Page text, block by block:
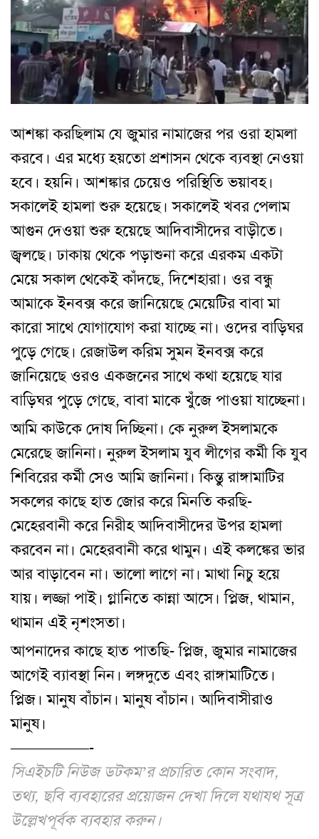
আশঙ্কা করছিলাম যে জুমার নামাজের পর ওরা হামলা
করবে। এর মধ্যে হয়তো প্রশাসন থেকে ব্যবস্থা নেওয়া
হবে। হয়নি। আশঙ্কার চেয়েও পরিস্থিতি ভয়াবহ।
সকালেই হামলা শুরু হয়েছে। সকালেই খবর পেলাম
আগুন দেওয়া শুরু হয়েছে আদিবাসীদের বাড়ীতে।
জ্বলছে। ঢাকায় থেকে পড়াশুনা করে এরকম একটা
মেয়ে সকাল থেকেই কাঁদছে, দিশেহারা। ওর বন্ধু
আমাকে ইনবক্স করে জানিয়েছে মেয়েটির বাবা মা
কারো সাথে যোগাযোগ করা যাচ্ছে না। ওদের বাড়িঘর
পুড়ে গেছে। রেজাউল করিম সুমন ইনবক্স করে
জানিয়েছে ওরও একজনের সাথে কথা হয়েছে যার
বাড়িঘর পুড়ে গেছে, বাবা মাকে খুঁজে পাওয়া যাচ্ছেনা।
আমি কাউকে দোষ দিচ্ছিনা। কে নুরুল ইসলামকে
মেরেছে জানিনা। নুরুল ইসলাম যুব লীগের কর্মী কি যুব
শিবিরের কর্মী সেও আমি জানিনা। কিন্তু রাঙ্গামাটির
সকলের কাছে হাত জোর করে মিনতি করছি-
মেহেরবানী করে নিরীহ আদিবাসীদের উপর হামলা
করবেন না। মেহেরবানী করে থামুন। এই কলঙ্কের ভার
আর বাড়াবেন না। ভালো লাগে না। মাথা নিচু হয়ে
যায়। লজ্জা পাই। গ্লানিতে কান্না আসে। প্লিজ, থামান,
থামান এই নৃশংসতা।
আপনাদের কাছে হাত পাতছি- প্লিজ, জুমার নামাজের
আগেই ব্যাবস্থা নিন। লঙ্গদুতে এবং রাঙ্গামাটিতে।
প্লিজ। মানুষ বাঁচান। মানুষ বাঁচান। আদিবাসীরাও
মানুষ।
—————-
সিএইচটি নিউজ ডটকম’র প্রচারিত কোন সংবাদ,
তথ্য, ছবি ব্যবহারের প্রয়োজন দেখা দিলে যথাযথ সূত্র
উল্লেখপূর্বক ব্যবহার করুন।